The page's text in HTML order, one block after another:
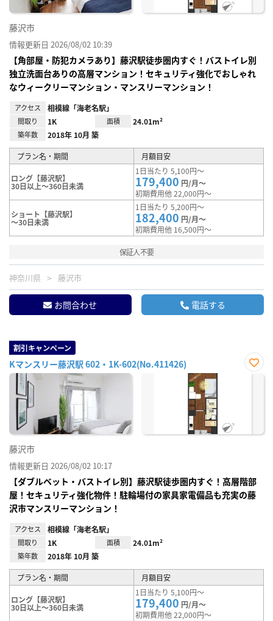
藤沢市
情報更新日 2026/08/02 10:39
【角部屋・防犯カメラあり】藤沢駅徒歩圏内すぐ！バストイレ別
独立洗面台ありの高層マンション！セキュリティ強化でおしゃれ
なウィークリーマンション・マンスリーマンション！
アクセス 相模線「海老名駅」
間取り 1K 面積 24.01m²
築年数 2018年 10月 築
プラン名・期間 月額目安
ロング【藤沢駅】
30日以上～360日未満
1日当たり 5,100円～
179,400 円/月～
初期費用他 22,000円～
ショート【藤沢駅】
～30日未満
1日当たり 5,200円～
182,400 円/月～
初期費用他 16,500円～
保証人不要
神奈川県 藤沢市
お問合わせ 電話する
割引キャンペーン
Kマンスリー藤沢駅 602・1K-602(No.411426)
お気
藤沢市
情報更新日 2026/08/02 10:17
【ダブルベット・バストイレ別】藤沢駅徒歩圏内すぐ！高層階部
屋！セキュリティ強化物件！駐輪場付の家具家電備品も充実の藤
沢市マンスリーマンション！
アクセス 相模線「海老名駅」
間取り 1K 面積 24.01m²
築年数 2018年 10月 築
プラン名・期間 月額目安
ロング【藤沢駅】
30日以上～360日未満
1日当たり 5,100円～
179,400 円/月～
初期費用他 22,000円～